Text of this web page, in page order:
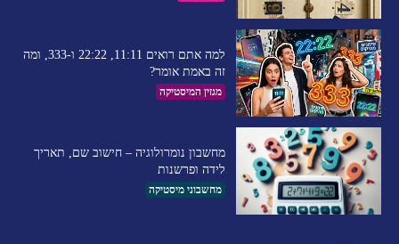
למה אתם רואים 11:11, 22:22 ו-333, ומה
זה באמת אומר?
מגזין המיסטיקה
מחשבון נומרולוגיה – חישוב שם, תאריך
לידה ופרשנות
מחשבוני מיסטיקה